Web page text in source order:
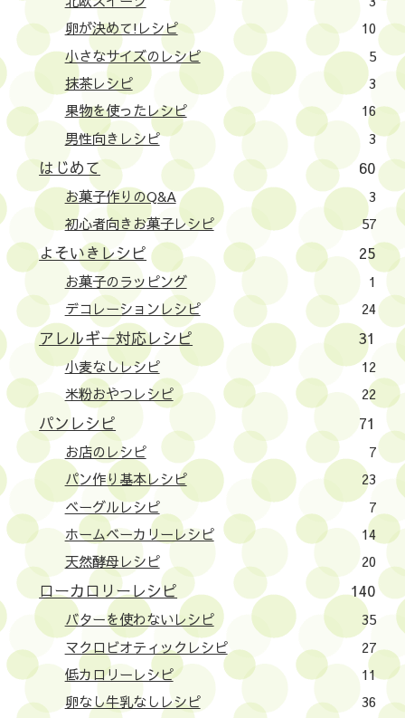
卵が決めて!レシピ
10
小さなサイズのレシピ
5
抹茶レシピ
3
果物を使ったレシピ
16
男性向きレシピ
3
はじめて 60
お菓子作りのQ&A
3
初心者向きお菓子レシピ
57
よそいきレシピ 25
お菓子のラッピング
1
デコレーションレシピ
24
アレルギー対応レシピ 31
小麦なしレシピ
12
米粉おやつレシピ
22
パンレシピ 71
お店のレシピ
7
パン作り基本レシピ
23
ベーグルレシピ
7
ホームベーカリーレシピ
14
天然酵母レシピ
20
ローカロリーレシピ 140
バターを使わないレシピ
35
マクロビオティックレシピ
27
低カロリーレシピ
11
卵なし牛乳なしレシピ
36